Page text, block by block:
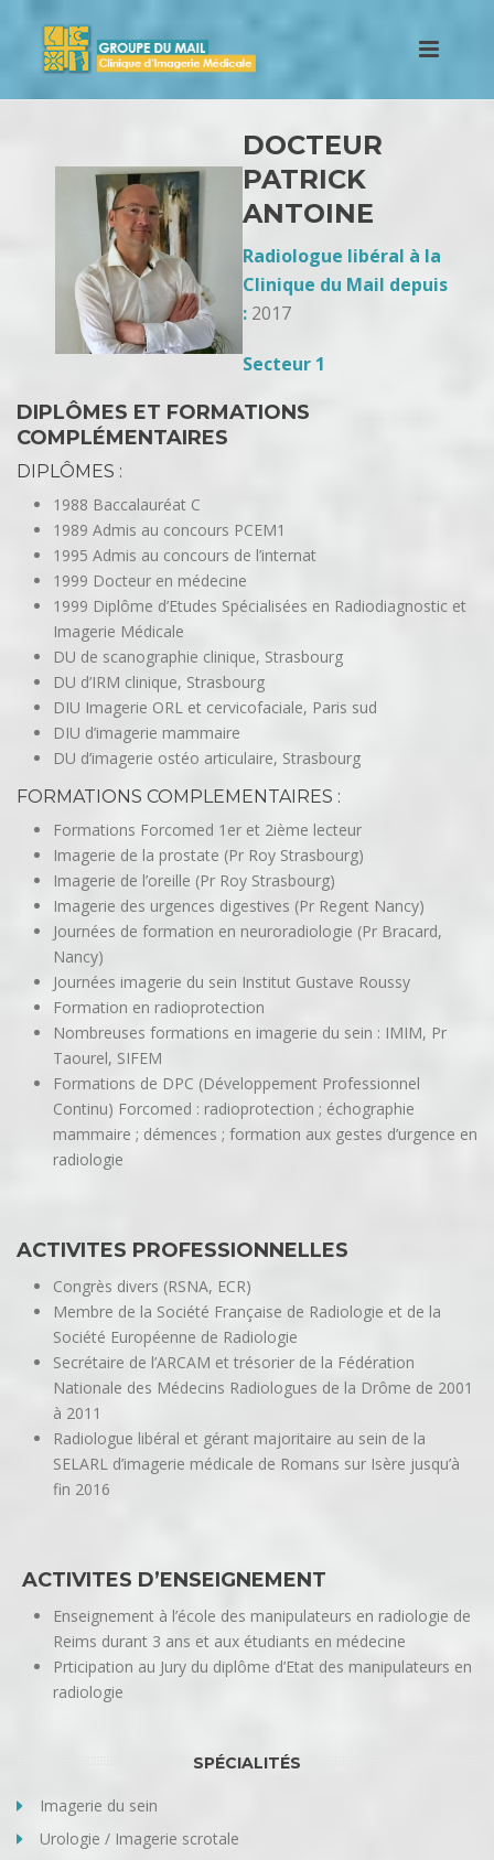
DOCTEUR
PATRICK
ANTOINE
Radiologue libéral à la
Clinique du Mail depuis
: 2017
Secteur 1
DIPLÔMES ET FORMATIONS
COMPLÉMENTAIRES
DIPLÔMES :
1988 Baccalauréat C
1989 Admis au concours PCEM1
1995 Admis au concours de l’internat
1999 Docteur en médecine
1999 Diplôme d’Etudes Spécialisées en Radiodiagnostic et
Imagerie Médicale
DU de scanographie clinique, Strasbourg
DU d’IRM clinique, Strasbourg
DIU Imagerie ORL et cervicofaciale, Paris sud
DIU d’imagerie mammaire
DU d’imagerie ostéo articulaire, Strasbourg
FORMATIONS COMPLEMENTAIRES :
Formations Forcomed 1er et 2ième lecteur
Imagerie de la prostate (Pr Roy Strasbourg)
Imagerie de l’oreille (Pr Roy Strasbourg)
Imagerie des urgences digestives (Pr Regent Nancy)
Journées de formation en neuroradiologie (Pr Bracard,
Nancy)
Journées imagerie du sein Institut Gustave Roussy
Formation en radioprotection
Nombreuses formations en imagerie du sein : IMIM, Pr
Taourel, SIFEM
Formations de DPC (Développement Professionnel
Continu) Forcomed : radioprotection ; échographie
mammaire ; démences ; formation aux gestes d’urgence en
radiologie
ACTIVITES PROFESSIONNELLES
Congrès divers (RSNA, ECR)
Membre de la Société Française de Radiologie et de la
Société Européenne de Radiologie
Secrétaire de l’ARCAM et trésorier de la Fédération
Nationale des Médecins Radiologues de la Drôme de 2001
à 2011
Radiologue libéral et gérant majoritaire au sein de la
SELARL d’imagerie médicale de Romans sur Isère jusqu’à
fin 2016
ACTIVITES D’ENSEIGNEMENT
Enseignement à l’école des manipulateurs en radiologie de
Reims durant 3 ans et aux étudiants en médecine
Prticipation au Jury du diplôme d’Etat des manipulateurs en
radiologie
SPÉCIALITÉS
Imagerie du sein
Urologie / Imagerie scrotale